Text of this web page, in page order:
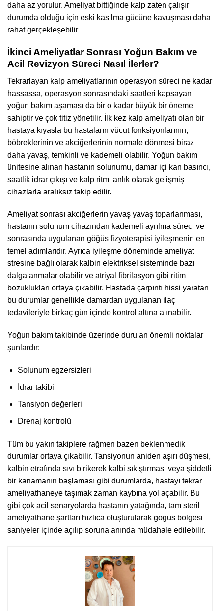
daha az yorulur. Ameliyat bittiğinde kalp zaten çalışır
durumda olduğu için eski kasılma gücüne kavuşması daha
rahat gerçekleşebilir.
İkinci Ameliyatlar Sonrası Yoğun Bakım ve
Acil Revizyon Süreci Nasıl İlerler?
Tekrarlayan kalp ameliyatlarının operasyon süreci ne kadar
hassassa, operasyon sonrasındaki saatleri kapsayan
yoğun bakım aşaması da bir o kadar büyük bir öneme
sahiptir ve çok titiz yönetilir. İlk kez kalp ameliyatı olan bir
hastaya kıyasla bu hastaların vücut fonksiyonlarının,
böbreklerinin ve akciğerlerinin normale dönmesi biraz
daha yavaş, temkinli ve kademeli olabilir. Yoğun bakım
ünitesine alınan hastanın solunumu, damar içi kan basıncı,
saatlik idrar çıkışı ve kalp ritmi anlık olarak gelişmiş
cihazlarla aralıksız takip edilir.
Ameliyat sonrası akciğerlerin yavaş yavaş toparlanması,
hastanın solunum cihazından kademeli ayrılma süreci ve
sonrasında uygulanan göğüs fizyoterapisi iyileşmenin en
temel adımlarıdır. Ayrıca iyileşme döneminde ameliyat
stresine bağlı olarak kalbin elektriksel sisteminde bazı
dalgalanmalar olabilir ve atriyal fibrilasyon gibi ritim
bozuklukları ortaya çıkabilir. Hastada çarpıntı hissi yaratan
bu durumlar genellikle damardan uygulanan ilaç
tedavileriyle birkaç gün içinde kontrol altına alınabilir.
Yoğun bakım takibinde üzerinde durulan önemli noktalar
şunlardır:
Solunum egzersizleri
İdrar takibi
Tansiyon değerleri
Drenaj kontrolü
Tüm bu yakın takiplere rağmen bazen beklenmedik
durumlar ortaya çıkabilir. Tansiyonun aniden aşırı düşmesi,
kalbin etrafında sıvı birikerek kalbi sıkıştırması veya şiddetli
bir kanamanın başlaması gibi durumlarda, hastayı tekrar
ameliyathaneye taşımak zaman kaybına yol açabilir. Bu
gibi çok acil senaryolarda hastanın yatağında, tam steril
ameliyathane şartları hızlıca oluşturularak göğüs bölgesi
saniyeler içinde açılıp soruna anında müdahale edilebilir.